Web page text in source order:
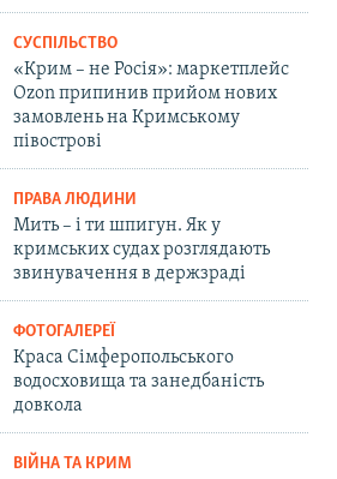
СУСПІЛЬСТВО
«Крим – не Росія»: маркетплейс
Ozon припинив прийом нових
замовлень на Кримському
півострові
ПРАВА ЛЮДИНИ
Мить – і ти шпигун. Як у
кримських судах розглядають
звинувачення в держзраді
ФОТОГАЛЕРЕЇ
Краса Сімферопольського
водосховища та занедбаність
довкола
ВІЙНА ТА КРИМ